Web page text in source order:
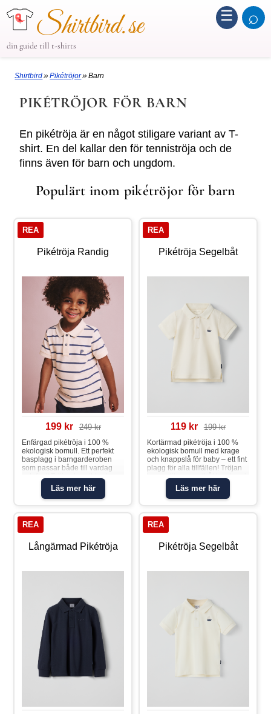
Shirtbird.se
din guide till t-shirts
☰ ⌕
Shirtbird»Pikétröjor»Barn
PIKÉTRÖJOR FÖR BARN
En pikétröja är en något stiligare variant av T-
shirt. En del kallar den för tenniströja och de
finns även för barn och ungdom.
Populärt inom pikétröjor för barn
Pikétröja Randig
REA
199 kr 249 kr
Läs mer här
Enfärgad pikétröja i 100 %
ekologisk bomull. Ett perfekt
basplagg i barngarderoben
som passar både till vardag
mudd i ärmslut och mjuk krage
med knappslå fram.Pikétröja
randig
Pikétröja Segelbåt
REA
119 kr 199 kr
Läs mer här
Kortärmad pikétröja i 100 %
ekologisk bomull med krage
och knappslå för baby – ett fint
plagg för alla tillfällen! Tröjan
på bröstet och ribbad mudd i
ärmslut för skön passform.
Plagget går att
segelbåt
Långärmad Pikétröja
REA
Pikétröja Segelbåt
REA